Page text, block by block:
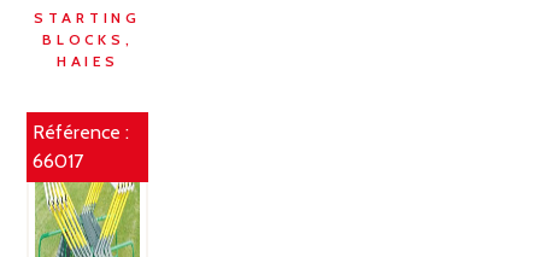
STARTING
BLOCKS,
HAIES
Référence :
66017